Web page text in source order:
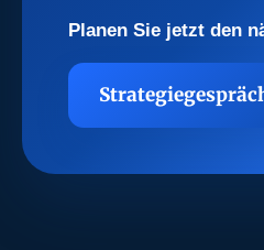
Planen Sie jetzt den